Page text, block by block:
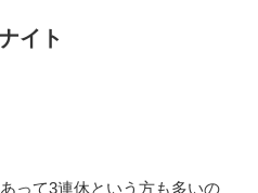
イト
って3連休という方も多いの